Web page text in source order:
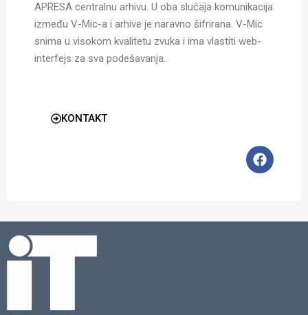
APRESA centralnu arhivu. U oba slučaja komunikacija
između V-Mic-a i arhive je naravno šifrirana. V-Mic
snima u visokom kvalitetu zvuka i ima vlastiti web-
interfejs za sva podešavanja..
KONTAKT